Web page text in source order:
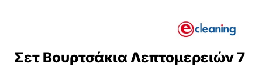
Σετ Βουρτσάκια Λεπτομερειών 7